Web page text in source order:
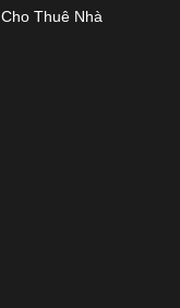
Cho Thuê Nhà